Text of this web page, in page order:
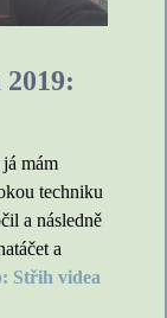
mám
techniku
a následně
a
Střih videa